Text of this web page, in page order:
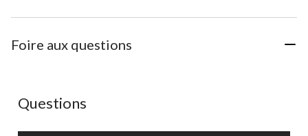
Foire aux questions
Aucune question n'a été posée sur ce produit.
Questions